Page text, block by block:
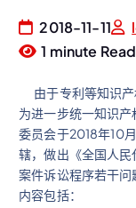
2018-11-11
1 minute Read
由于专利等知识产
为进一步统一知识
委员会于2018年10
辖，做出《全国人
案件诉讼程序若干问
内容包括：